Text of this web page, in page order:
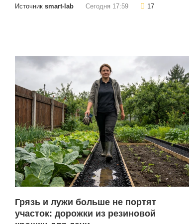
Источник smart-lab Сегодня 17:59 17
Грязь и лужи больше не портят
участок: дорожки из резиновой